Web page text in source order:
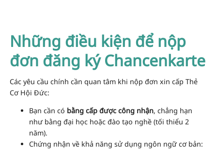
Những điều kiện để nộp
đơn đăng ký Chancenkarte
Các yêu cầu chính cần quan tâm khi nộp đơn xin cấp Thẻ
Cơ Hội Đức:
Bạn cần có bằng cấp được công nhận, chẳng hạn
như bằng đại học hoặc đào tạo nghề (tối thiểu 2
năm).
Chứng nhận về khả năng sử dụng ngôn ngữ cơ bản: